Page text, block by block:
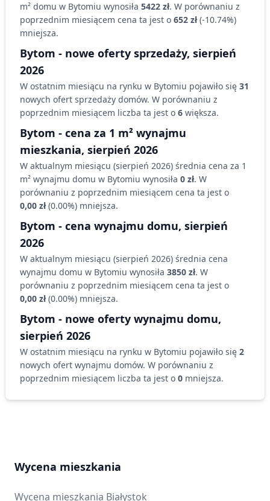
m² domu w Bytomiu wynosiła 5422 zł. W porównaniu z
poprzednim miesiącem cena ta jest o 652 zł (-10.74%)
mniejsza.
Bytom - nowe oferty sprzedaży, sierpień
2026
W ostatnim miesiącu na rynku w Bytomiu pojawiło się 31
nowych ofert sprzedaży domów. W porównaniu z
poprzednim miesiącem liczba ta jest o 6 większa.
Bytom - cena za 1 m² wynajmu
mieszkania, sierpień 2026
W aktualnym miesiącu (sierpień 2026) średnia cena za 1
m² wynajmu domu w Bytomiu wynosiła 0 zł. W
porównaniu z poprzednim miesiącem cena ta jest o
0,00 zł (0.00%) mniejsza.
Bytom - cena wynajmu domu, sierpień
2026
W aktualnym miesiącu (sierpień 2026) średnia cena
wynajmu domu w Bytomiu wynosiła 3850 zł. W
porównaniu z poprzednim miesiącem cena ta jest o
0,00 zł (0.00%) mniejsza.
Bytom - nowe oferty wynajmu domu,
sierpień 2026
W ostatnim miesiącu na rynku w Bytomiu pojawiło się 2
nowych ofert wynajmu domów. W porównaniu z
poprzednim miesiącem liczba ta jest o 0 mniejsza.
Wycena mieszkania
Wycena mieszkania Białystok